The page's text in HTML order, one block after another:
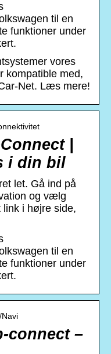
til en
funktioner under
vores
kompatible med,
Net. Læs mere!
|
i din bil
let. Gå ind på
og vælg
i højre side,
til en
funktioner under
connect –